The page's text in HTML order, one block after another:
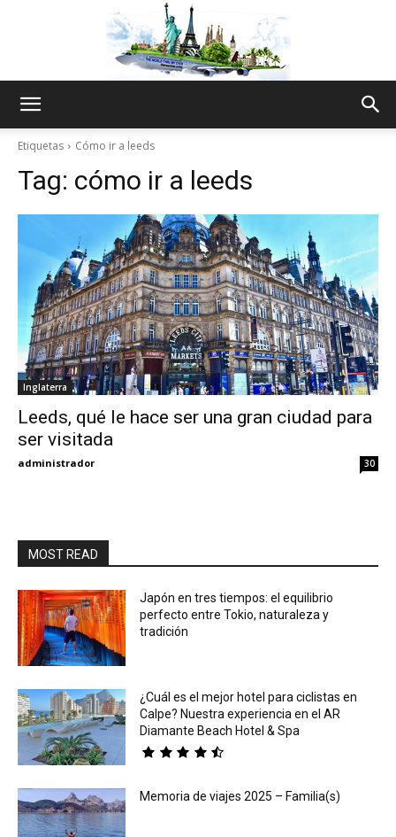
Thru
My
Etiquetas Cómo ir a leeds
Tag: cómo ir a leeds
Inglaterra
Leeds, qué le hace ser una gran ciudad para
ser visitada
administrador 30
MOST READ
Japón en tres tiempos: el equilibrio
perfecto entre Tokio, naturaleza y
tradición
¿Cuál es el mejor hotel para ciclistas en
Calpe? Nuestra experiencia en el AR
Diamante Beach Hotel & Spa
Memoria de viajes 2025 – Familia(s)